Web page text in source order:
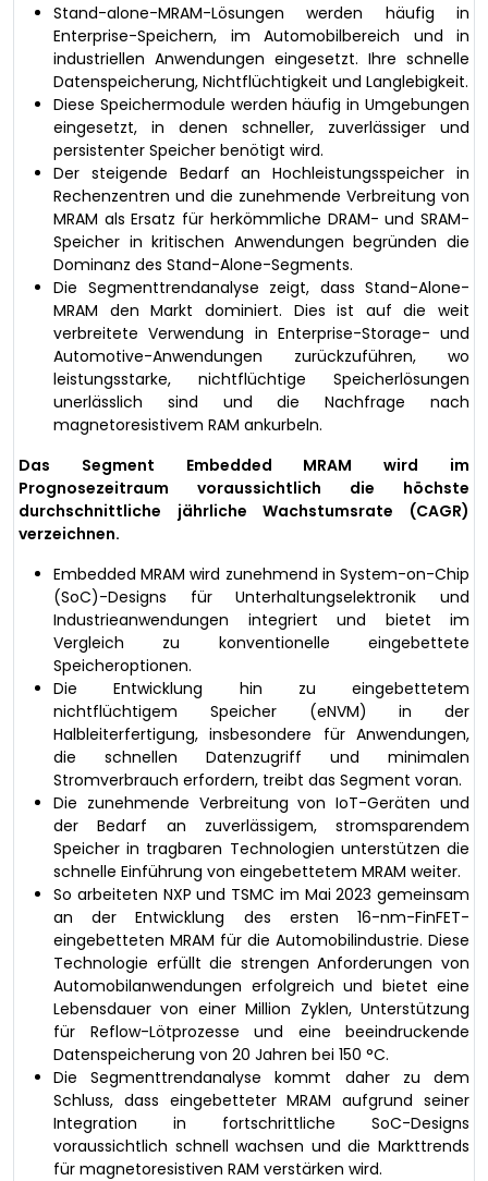
Stand-alone-MRAM-Lösungen werden häufig in
Enterprise-Speichern, im Automobilbereich und in
industriellen Anwendungen eingesetzt. Ihre schnelle
Datenspeicherung, Nichtflüchtigkeit und Langlebigkeit.
Diese Speichermodule werden häufig in Umgebungen
eingesetzt, in denen schneller, zuverlässiger und
persistenter Speicher benötigt wird.
Der steigende Bedarf an Hochleistungsspeicher in
Rechenzentren und die zunehmende Verbreitung von
MRAM als Ersatz für herkömmliche DRAM- und SRAM-
Speicher in kritischen Anwendungen begründen die
Dominanz des Stand-Alone-Segments.
Die Segmenttrendanalyse zeigt, dass Stand-Alone-
MRAM den Markt dominiert. Dies ist auf die weit
verbreitete Verwendung in Enterprise-Storage- und
Automotive-Anwendungen zurückzuführen, wo
leistungsstarke, nichtflüchtige Speicherlösungen
unerlässlich sind und die Nachfrage nach
magnetoresistivem RAM ankurbeln.
Das Segment Embedded MRAM wird im
Prognosezeitraum voraussichtlich die höchste
durchschnittliche jährliche Wachstumsrate (CAGR)
verzeichnen.
Embedded MRAM wird zunehmend in System-on-Chip
(SoC)-Designs für Unterhaltungselektronik und
Industrieanwendungen integriert und bietet im
Vergleich zu konventionelle eingebettete
Speicheroptionen.
Die Entwicklung hin zu eingebettetem
nichtflüchtigem Speicher (eNVM) in der
Halbleiterfertigung, insbesondere für Anwendungen,
die schnellen Datenzugriff und minimalen
Stromverbrauch erfordern, treibt das Segment voran.
Die zunehmende Verbreitung von IoT-Geräten und
der Bedarf an zuverlässigem, stromsparendem
Speicher in tragbaren Technologien unterstützen die
schnelle Einführung von eingebettetem MRAM weiter.
So arbeiteten NXP und TSMC im Mai 2023 gemeinsam
an der Entwicklung des ersten 16-nm-FinFET-
eingebetteten MRAM für die Automobilindustrie. Diese
Technologie erfüllt die strengen Anforderungen von
Automobilanwendungen erfolgreich und bietet eine
Lebensdauer von einer Million Zyklen, Unterstützung
für Reflow-Lötprozesse und eine beeindruckende
Datenspeicherung von 20 Jahren bei 150 °C.
Die Segmenttrendanalyse kommt daher zu dem
Schluss, dass eingebetteter MRAM aufgrund seiner
Integration in fortschrittliche SoC-Designs
voraussichtlich schnell wachsen und die Markttrends
für magnetoresistiven RAM verstärken wird.